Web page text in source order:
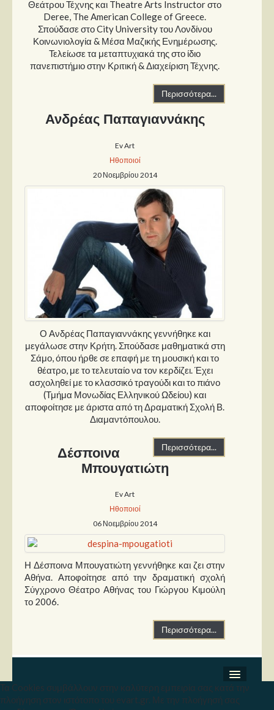
Θεάτρου Τέχνης και Theatre Arts Instructor στο
Deree, The American College of Greece.
Σπούδασε στο City University του Λονδίνου
Κοινωνιολογία & Μέσα Μαζικής Ενημέρωσης.
Τελείωσε τα μεταπτυχιακά της στο ίδιο
πανεπιστήμιο στην Κριτική & Διαχείριση Τέχνης.
Περισσότερα...
Ανδρέας Παπαγιαννάκης
Ev Art
Ηθοποιοί
20 Νοεμβρίου 2014
Ο Ανδρέας Παπαγιαννάκης γεννήθηκε και
μεγάλωσε στην Κρήτη. Σπούδασε μαθηματικά στη
Σάμο, όπου ήρθε σε επαφή με τη μουσική και το
θέατρο, με το τελευταίο να τον κερδίζει. Έχει
ασχοληθεί με το κλασσικό τραγούδι και το πιάνο
(Τμήμα Μονωδίας Ελληνικού Ωδείου) και
αποφοίτησε με άριστα από τη Δραματική Σχολή Β.
Διαμαντόπουλου.
Περισσότερα...
Δέσποινα
Μπουγατιώτη
Ev Art
Ηθοποιοί
06 Νοεμβρίου 2014
Η Δέσποινα Μπουγατιώτη γεννήθηκε και ζει στην
Αθήνα. Αποφοίτησε από την δραματική σχολή
Σύγχρονο Θέατρο Αθήνας του Γιώργου Κιμούλη
το 2006.
Περισσότερα...
Σχετικά
Copyright © 2026 Ev Art. Με την επιφύλαξη κάθε
Τα Cookies συμβάλλουν στην καλύτερη εμπειρία σας κατά την
πλοήγηση στον ιστότοπο του evart.gr. Με την πλοήγησή σας